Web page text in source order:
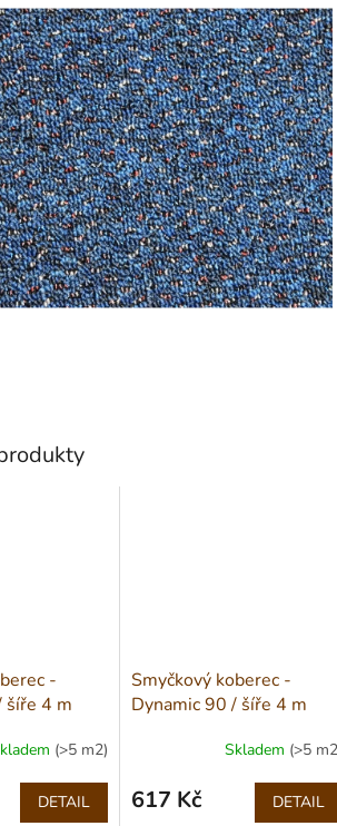
-
šíře 4 m
(>5 m2)
DETAIL
Smyčkový koberec -
Dynamic 90 / šíře 4 m
Skladem (>5
617 Kč DETAIL